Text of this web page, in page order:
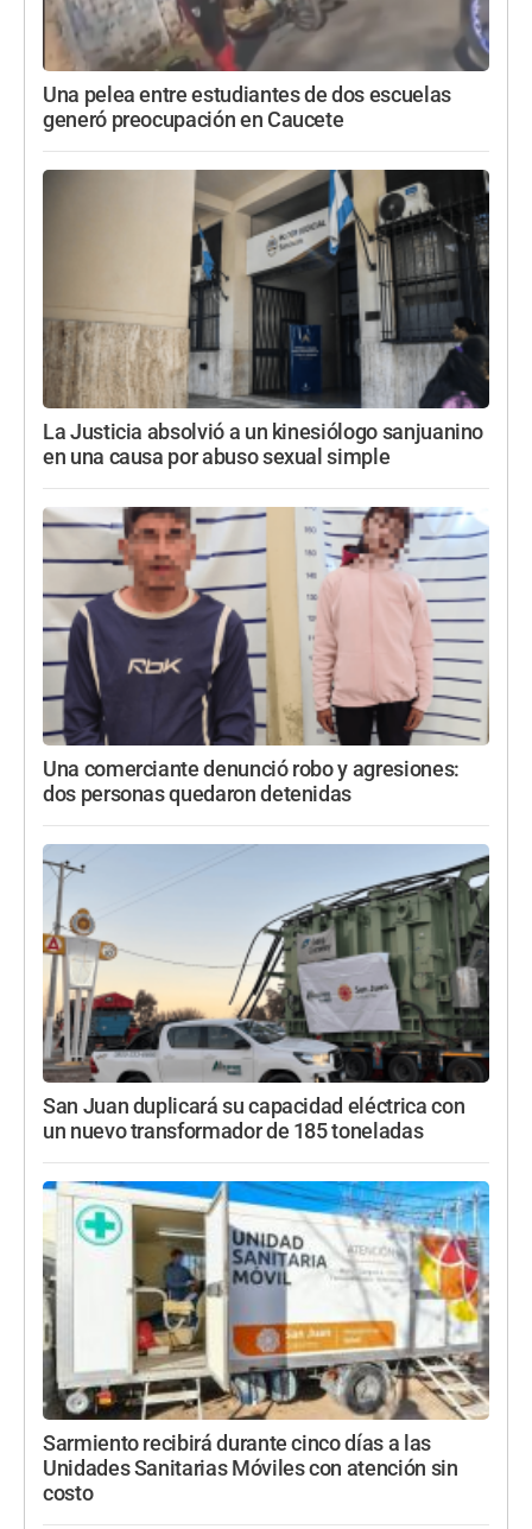
Una pelea entre estudiantes de dos escuelas
generó preocupación en Caucete
La Justicia absolvió a un kinesiólogo sanjuanino
en una causa por abuso sexual simple
Una comerciante denunció robo y agresiones:
dos personas quedaron detenidas
San Juan duplicará su capacidad eléctrica con
un nuevo transformador de 185 toneladas
Sarmiento recibirá durante cinco días a las
Unidades Sanitarias Móviles con atención sin
costo